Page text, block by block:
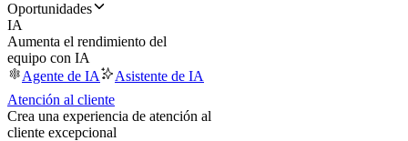
Oportunidades
IA
Aumenta el rendimiento del
equipo con IA
Agente de IA
Asistente de IA
Atención al cliente
Crea una experiencia de atención al
cliente excepcional